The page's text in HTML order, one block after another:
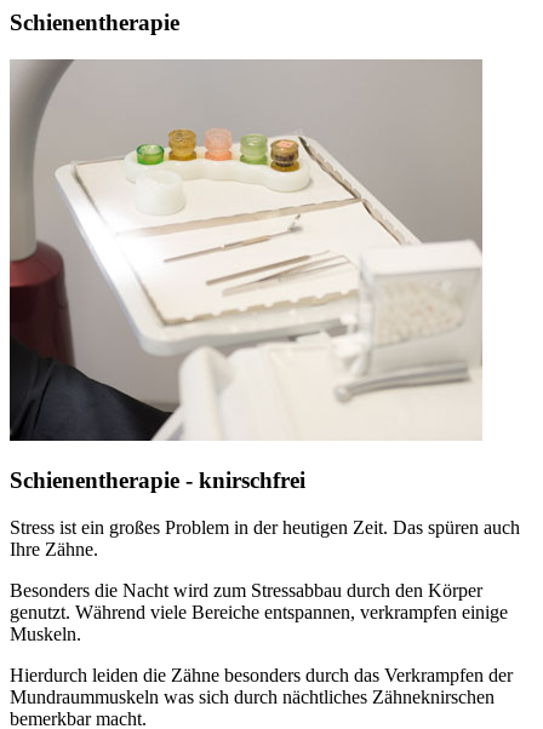
Schienentherapie
Schienentherapie - knirschfrei
Stress ist ein großes Problem in der heutigen Zeit. Das spüren auch
Ihre Zähne.
Besonders die Nacht wird zum Stressabbau durch den Körper
genutzt. Während viele Bereiche entspannen, verkrampfen einige
Muskeln.
Hierdurch leiden die Zähne besonders durch das Verkrampfen der
Mundraummuskeln was sich durch nächtliches Zähneknirschen
bemerkbar macht.